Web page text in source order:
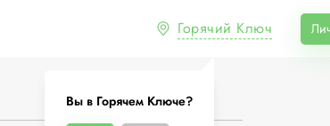
Горячий Ключ
Вы в Горячем Ключе?